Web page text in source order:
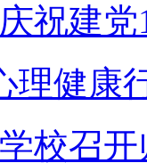
祝建
理健康
校召